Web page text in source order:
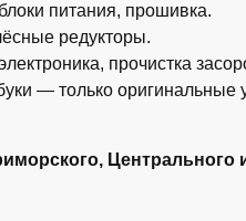
питания, прошивка.
редукторы.
прочистка
— только оригинальные
Центрального